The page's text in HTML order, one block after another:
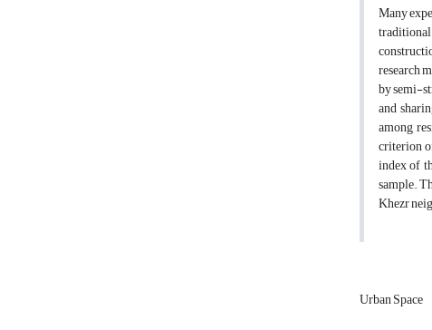
Many
traditional
research
by semi-
and
among
criterion
index of
sample.
Khezr
Urban Space